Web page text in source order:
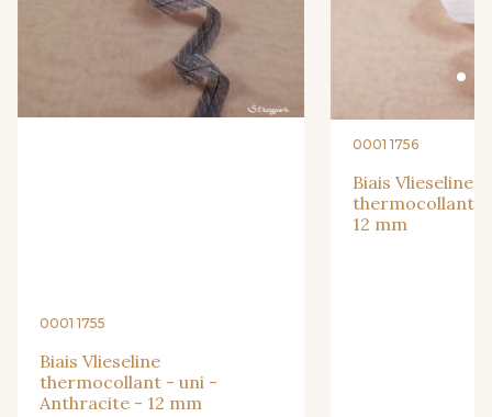
0001 1755
Biais Vlieseline
thermocollant - uni -
Anthracite - 12 mm
0001 1756
Biais Vlieseline
thermocollant -
12 mm